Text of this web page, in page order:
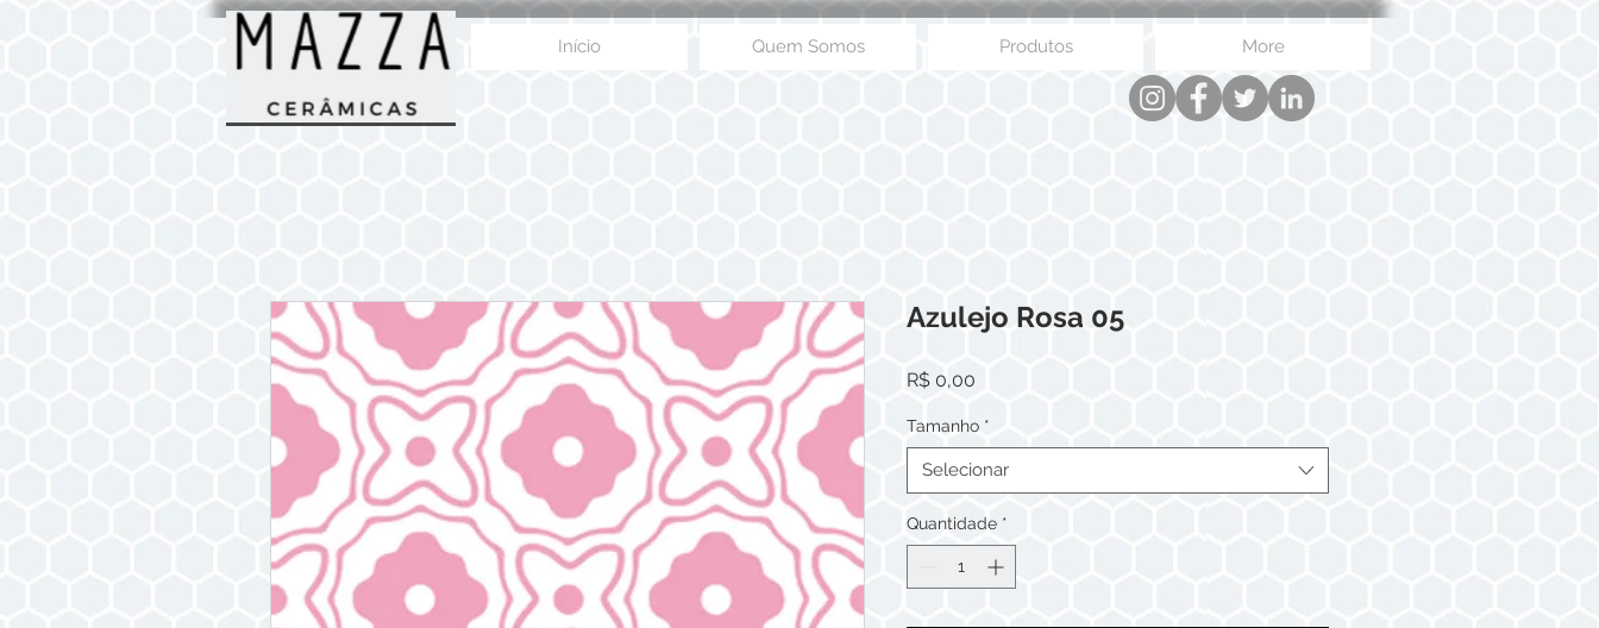
Início Quem Somos Produtos More
Azulejo Rosa 05
R$ 0,00
Tamanho *
Selecionar
Quantidade *